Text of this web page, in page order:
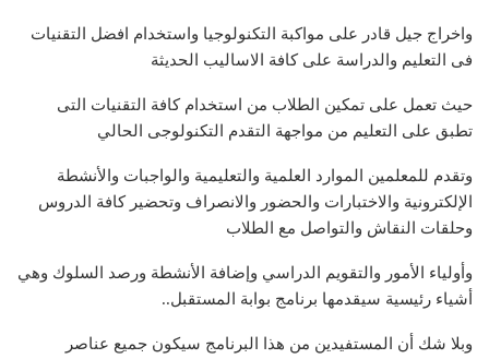
واخراج جيل قادر على مواكبة التكنولوجيا واستخدام افضل التقنيات
فى التعليم والدراسة على كافة الاساليب الحديثة
حيث تعمل على تمكين الطلاب من استخدام كافة التقنيات التى
تطبق على التعليم من مواجهة التقدم التكنولوجى الحالي
وتقدم للمعلمين الموارد العلمية والتعليمية والواجبات والأنشطة
الإلكترونية والاختبارات والحضور والانصراف وتحضير كافة الدروس
وحلقات النقاش والتواصل مع الطلاب
وأولياء الأمور والتقويم الدراسي وإضافة الأنشطة ورصد السلوك وهي
أشياء رئيسية سيقدمها برنامج بوابة المستقبل..
وبلا شك أن المستفيدين من هذا البرنامج سيكون جميع عناصر